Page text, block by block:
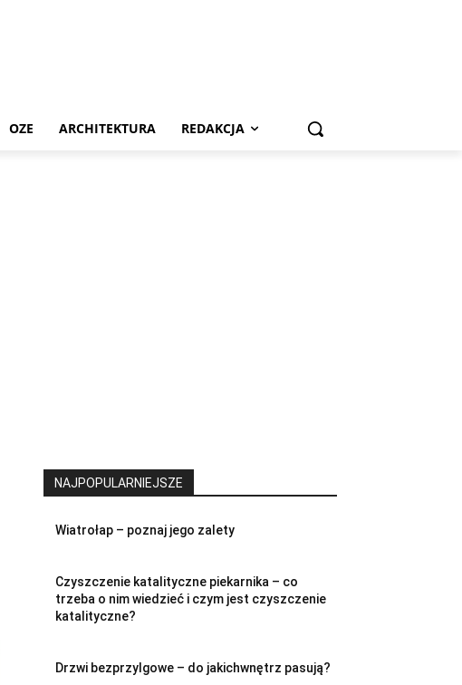
OZE ARCHITEKTURA REDAKCJA
NAJPOPULARNIEJSZE
Wiatrołap – poznaj jego zalety
Czyszczenie katalityczne piekarnika – co
trzeba o nim wiedzieć i czym jest czyszczenie
katalityczne?
Drzwi bezprzylgowe – do jakichwnętrz pasują?